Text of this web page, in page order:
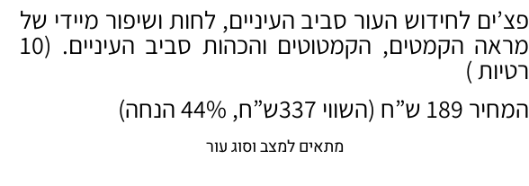
פצ’ים לחידוש העור סביב העיניים, לחות ושיפור מיידי של
מראה הקמטים, הקמטוטים והכהות סביב העיניים. (10
רטיות )
המחיר 189 ש”ח (השווי 337ש”ח, 44% הנחה)
מתאים למצב וסוג עור